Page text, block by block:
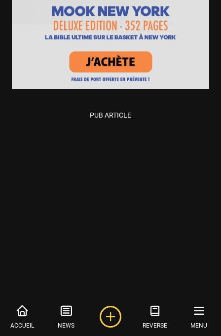
ACCUEIL NEWS REVERSE MENU
PUB ARTICLE